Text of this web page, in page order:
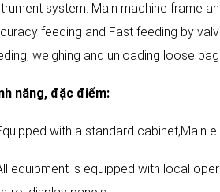
system. Main machine frame
feeding and Fast feeding by
weighing and unloading loose
năng, đặc điểm:
with a standard cabinet,Main
equipment is equipped with local